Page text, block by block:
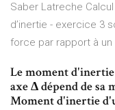
Saber Latreche
d’inertie - exercice 3
force par rapport à un
Le moment
axe Δ dépend de sa
Moment d'inertie